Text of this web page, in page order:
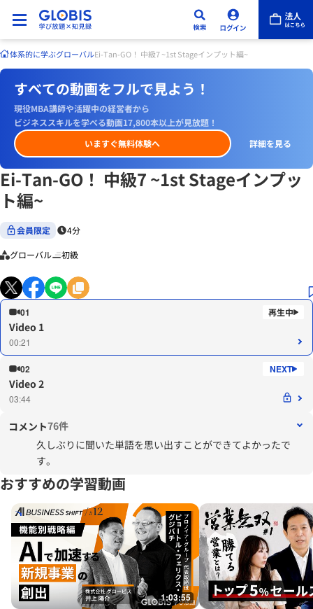
体系的に学ぶグローバルEi-Tan-GO！ 中級7 ~1st Stageインプット編~
すべての動画をフルで見よう！
現役MBA講師や活躍中の経営者から
ビジネススキルを学べる動画17,800本以上が見放題！
いますぐ無料体験へ
詳細を見る
Ei-Tan-GO！ 中級7 ~1st Stageインプッ
ト編~
会員限定 4分
グローバル 初級
01
Video 1
00:21
02
Video 2
03:44
コメント76件
久しぶりに聞いた単語を思い出すことができてよかったで
す。
おすすめの学習動画
1:03:55